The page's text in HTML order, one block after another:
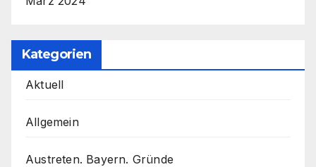
Kategorien
Aktuell
Allgemein
Austreten. Bayern. Gründe